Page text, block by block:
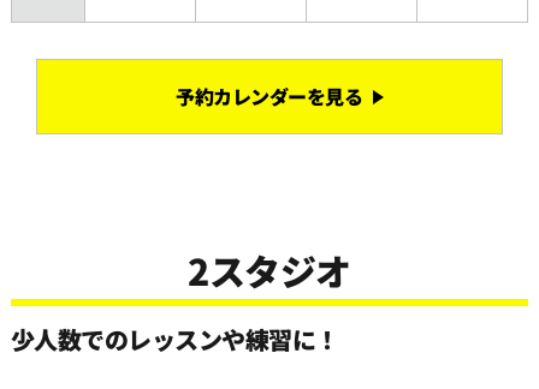
予約カレンダーを見る
2スタジオ
少人数でのレッスンや練習に！